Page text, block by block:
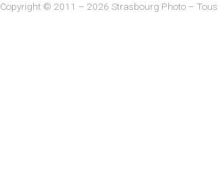
Copyright © 2011 – 2026 Strasbourg Photo – Tous